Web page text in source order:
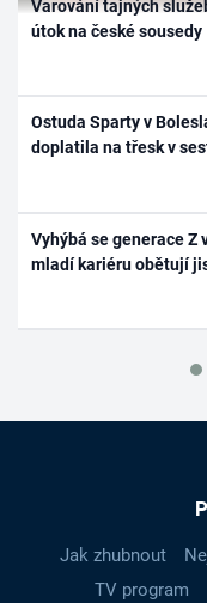
Varování tajných
útok na české sousedy
Ostuda Sparty v
doplatila na třesk v
Vyhýbá se generace
mladí kariéru obětují
Jak zhubnout
TV program